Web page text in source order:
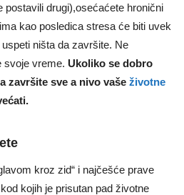
postavili drugi),osećaćete hronični
kao posledica stresa će biti uvek
ništa da završite. Ne
svoje vreme. Ukoliko se dobro
završite sve a nivo vaše životne
kroz zid“ i najčešće prave
kojih je prisutan pad životne